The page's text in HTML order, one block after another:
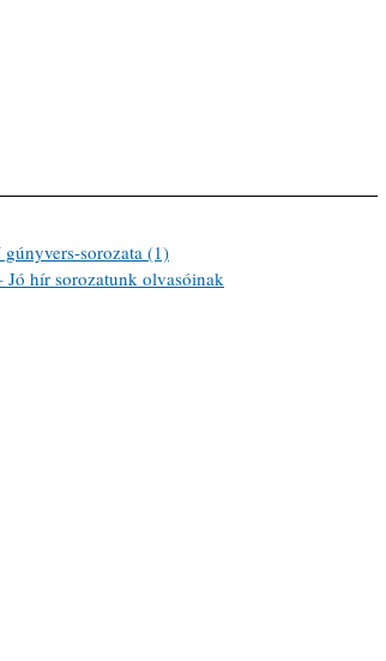
sorozata (1)
hír sorozatunk olvasóinak